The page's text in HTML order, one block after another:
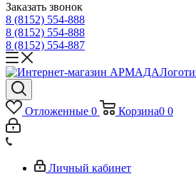
Заказать звонок
8 (8152) 554-888
8 (8152) 554-888
8 (8152) 554-887
Отложенные 0 Корзина0 0
Личный кабинет